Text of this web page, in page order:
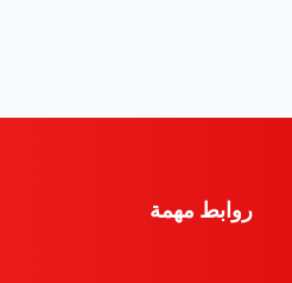
روابط مهمة